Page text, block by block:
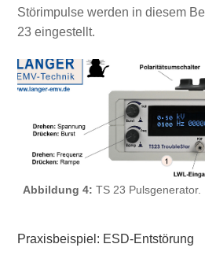
Störimpulse werden in diesem
23 eingestellt.
Abbildung 4: TS 23 Pulsgenerator.
Praxisbeispiel: ESD-Entstörung